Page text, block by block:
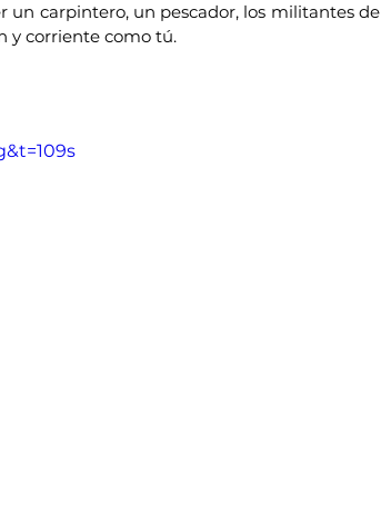
un carpintero, un pescador, los militantes de
y corriente como tú.